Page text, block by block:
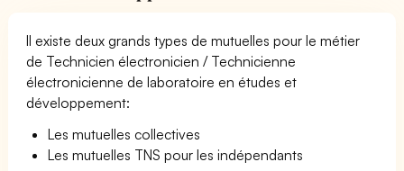
Il existe deux grands types de mutuelles pour le métier
de Technicien électronicien / Technicienne
électronicienne de laboratoire en études et
développement:
Les mutuelles collectives
Les mutuelles TNS pour les indépendants